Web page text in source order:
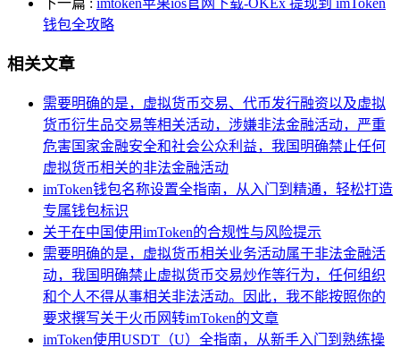
钱包全攻略
相关文章
需要明确的是，虚拟货币交易、代币发行融资以及虚拟
货币衍生品交易等相关活动，涉嫌非法金融活动，严重
危害国家金融安全和社会公众利益，我国明确禁止任何
虚拟货币相关的非法金融活动
imToken钱包名称设置全指南，从入门到精通，轻松打造
专属钱包标识
关于在中国使用imToken的合规性与风险提示
需要明确的是，虚拟货币相关业务活动属于非法金融活
动，我国明确禁止虚拟货币交易炒作等行为，任何组织
和个人不得从事相关非法活动。因此，我不能按照你的
要求撰写关于火币网转imToken的文章
imToken使用USDT（U）全指南，从新手入门到熟练操